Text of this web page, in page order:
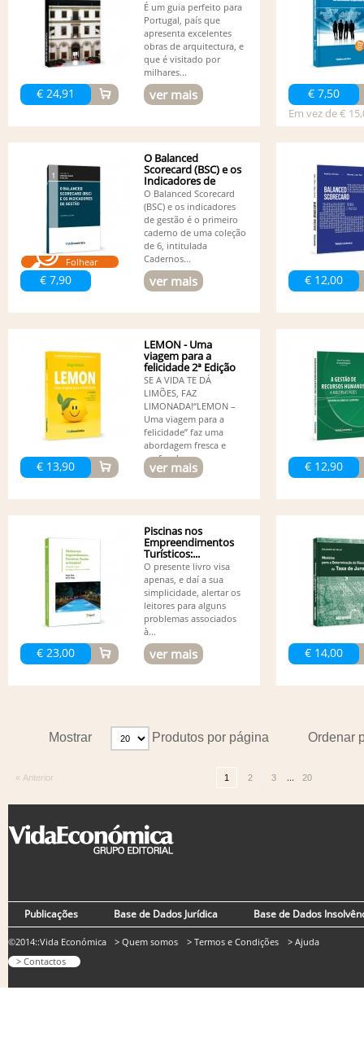
€ 24,91
É um guia perfeito para
Portugal, país que
apresenta excelentes
obras de arquitectura, e
que é visitado por
milhares...
ver mais € 7,50
Em vez de €
Folhear
€ 7,90
O Balanced
Scorecard (BSC) e os
Indicadores de
Gestão
O Balanced Scorecard
(BSC) e os indicadores
de gestão é o primeiro
caderno de uma coleção
de 6, intitulada
Cadernos...
ver mais € 12,00
€ 13,90
LEMON - Uma
viagem para a
felicidade 2ª Edição
SE A VIDA TE DÁ
LIMÕES, FAZ
LIMONADA!“LEMON –
Uma viagem para a
felicidade” faz uma
abordagem fresca e
profunda...
ver mais € 12,90
€ 23,00
Piscinas nos
Empreendimentos
Turísticos:...
O presente livro visa
apenas, e daí a sua
simplicidade, alertar os
leitores para alguns
problemas associados
à...
ver mais € 14,00
Ordenar
Mostrar Produtos por página
« Anterior 1 2 3 ... 20
Publicações Base de Dados Jurídica Base de Dados
©2014::Vida Económica
> Contactos
> Quem somos > Termos e Condições > Ajuda